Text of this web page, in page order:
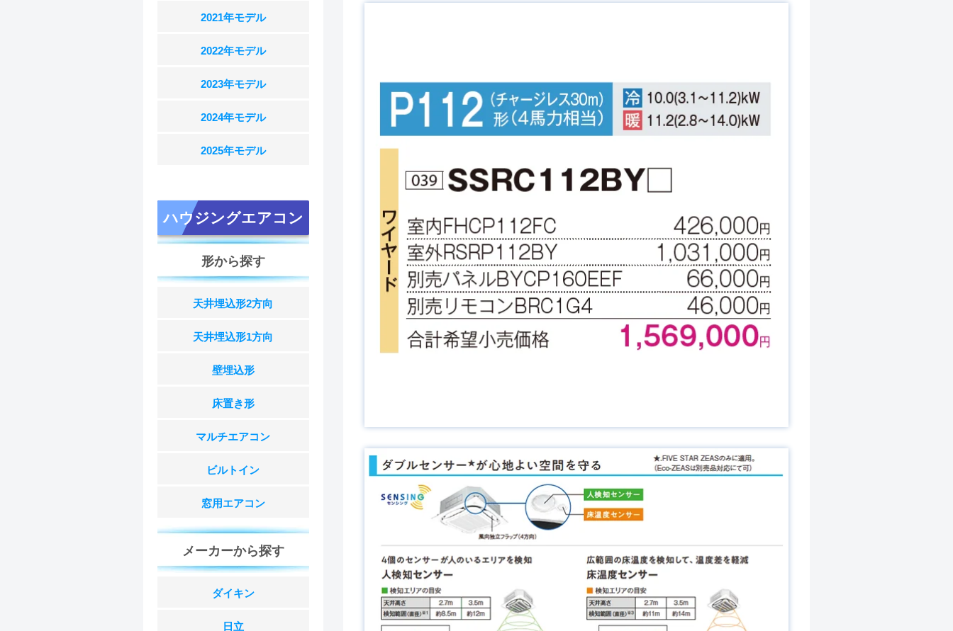
2021年モデル
2022年モデル
2023年モデル
2024年モデル
2025年モデル
ハウジングエアコン
形から探す
天井埋込形2方向
天井埋込形1方向
壁埋込形
床置き形
マルチエアコン
ビルトイン
窓用エアコン
メーカーから探す
ダイキン
日立